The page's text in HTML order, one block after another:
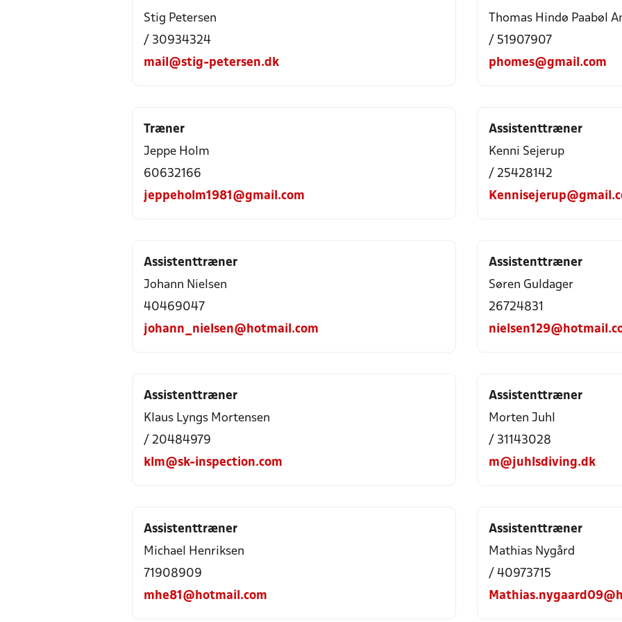
Stig Petersen
/ 30934324
mail@stig-petersen.dk
Thomas Hindø Paabøl
/ 51907907
phomes@gmail.com
Træner
Jeppe Holm
60632166
jeppeholm1981@gmail.com
Assistenttræner
Kenni Sejerup
/ 25428142
Assistenttræner
Johann Nielsen
40469047
johann_nielsen@hotmail.com
Assistenttræner
Søren Guldager
26724831
Assistenttræner
Klaus Lyngs Mortensen
/ 20484979
klm@sk-inspection.com
Assistenttræner
Morten Juhl
/ 31143028
m@juhlsdiving.dk
Assistenttræner
Michael Henriksen
71908909
mhe81@hotmail.com
Assistenttræner
Mathias Nygård
/ 40973715